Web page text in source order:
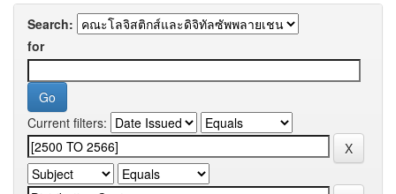
Search:
for
Current filters: